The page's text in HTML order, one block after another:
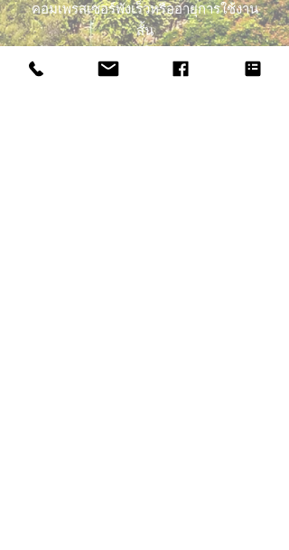
คอมเพรสเซอร์พังเร็วหรืออายุการใช้งาน
สั้น
Save Air
การทำงานของคอมเพรสเซอร์มีเวลาหยุด